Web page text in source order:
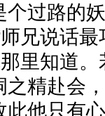
过路的
兄说话
里知道
精赴会
他只有